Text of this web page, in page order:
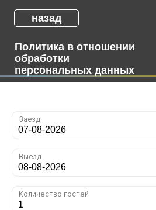
Политика в отношении
обработки
персональных данных
назад